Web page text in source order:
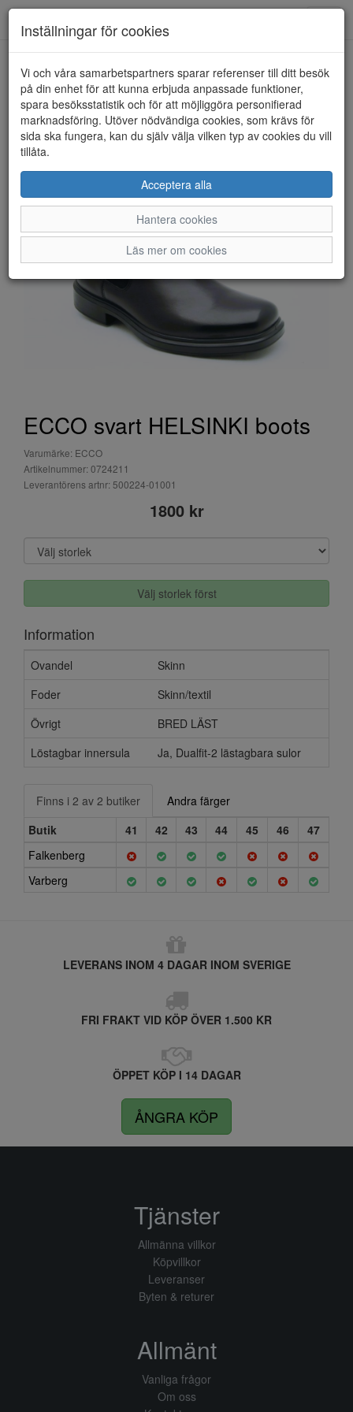
HEM ECCO
ECCO svart HELSINKI boots
Varumärke: ECCO
Artikelnummer: 0724211
Leverantörens artnr: 500224-01001
1800 kr
Välj storlek först
Information
Ovandel
Skinn
Foder
Skinn/textil
Övrigt
BRED LÄST
Löstagbar innersula
Ja, Dualfit-2 lästagbara sulor
Finns i 2 av 2 butiker
Andra färger
Butik
41 42 43 44 45 46
47
Falkenberg
Varberg
LEVERANS INOM 4 DAGAR INOM SVERIGE
FRI FRAKT VID KÖP ÖVER 1.500 KR
ÖPPET KÖP I 14 DAGAR
ÅNGRA KÖP
Inställningar för cookies
Vi och våra samarbetspartners sparar referenser till ditt besök
på din enhet för att kunna erbjuda anpassade funktioner,
spara besöksstatistik och för att möjliggöra personifierad
marknadsföring. Utöver nödvändiga cookies, som krävs för
sida ska fungera, kan du själv välja vilken typ av cookies du vill
tillåta.
Acceptera alla
Hantera cookies
Läs mer om cookies
Tjänster
Allmänna villkor
Köpvillkor
Leveranser
Byten & returer
Allmänt
Vanliga frågor
Om oss